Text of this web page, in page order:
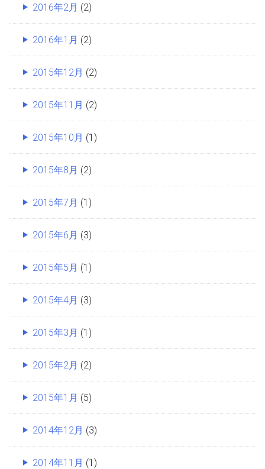
2016年2月 (2)
2016年1月 (2)
2015年12月 (2)
2015年11月 (2)
2015年10月 (1)
2015年8月 (2)
2015年7月 (1)
2015年6月 (3)
2015年5月 (1)
2015年4月 (3)
2015年3月 (1)
2015年2月 (2)
2015年1月 (5)
2014年12月 (3)
2014年11月 (1)